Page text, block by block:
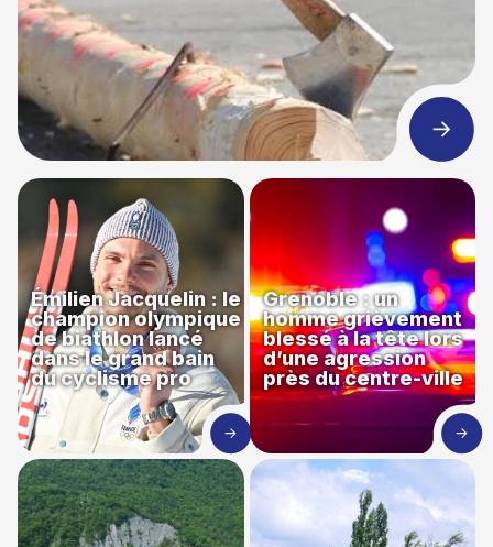
Émilien Jacquelin : le
champion olympique
de biathlon lancé
dans le grand bain
du cyclisme pro
Grenoble : un
homme grièvement
blessé à la tête lors
d’une agression
près du centre-ville